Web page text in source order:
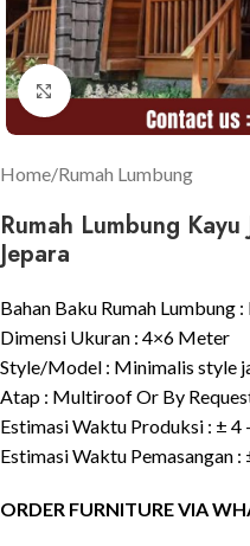
Click to enlarge
Home/Rumah Lumbung
Rumah Lumbung
Jepara
Bahan Baku Rumah Lumbung
Dimensi Ukuran : 4×6 Meter
Style/Model : Minimalis style
Atap : Multiroof Or By
Estimasi Waktu Produksi : ± 4
Estimasi Waktu Pemasangan :
ORDER FURNITURE VIA